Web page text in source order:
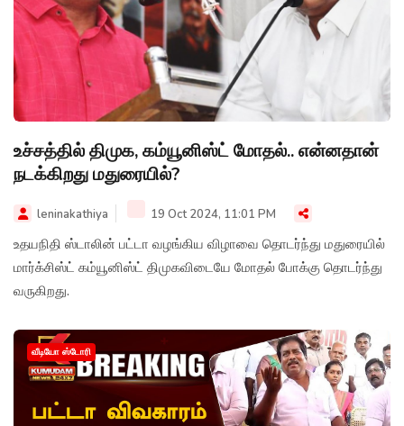
உச்சத்தில் திமுக, கம்யூனிஸ்ட் மோதல்.. என்னதான்
நடக்கிறது மதுரையில்?
leninakathiya 19 Oct 2024, 11:01 PM
உதயநிதி ஸ்டாலின் பட்டா வழங்கிய விழாவை தொடர்ந்து மதுரையில்
மார்க்சிஸ்ட் கம்யூனிஸ்ட் திமுகவிடையே மோதல் போக்கு தொடர்ந்து
வருகிறது.
வீடியோ ஸ்டோரி